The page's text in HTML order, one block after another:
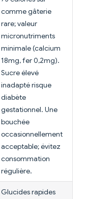
comme gâterie
rare; valeur
micronutriments
minimale (calcium
18mg, fer 0,2mg).
Sucre élevé
inadapté risque
diabète
gestationnel. Une
bouchée
occasionnellement
acceptable; évitez
consommation
régulière.
Glucides rapides